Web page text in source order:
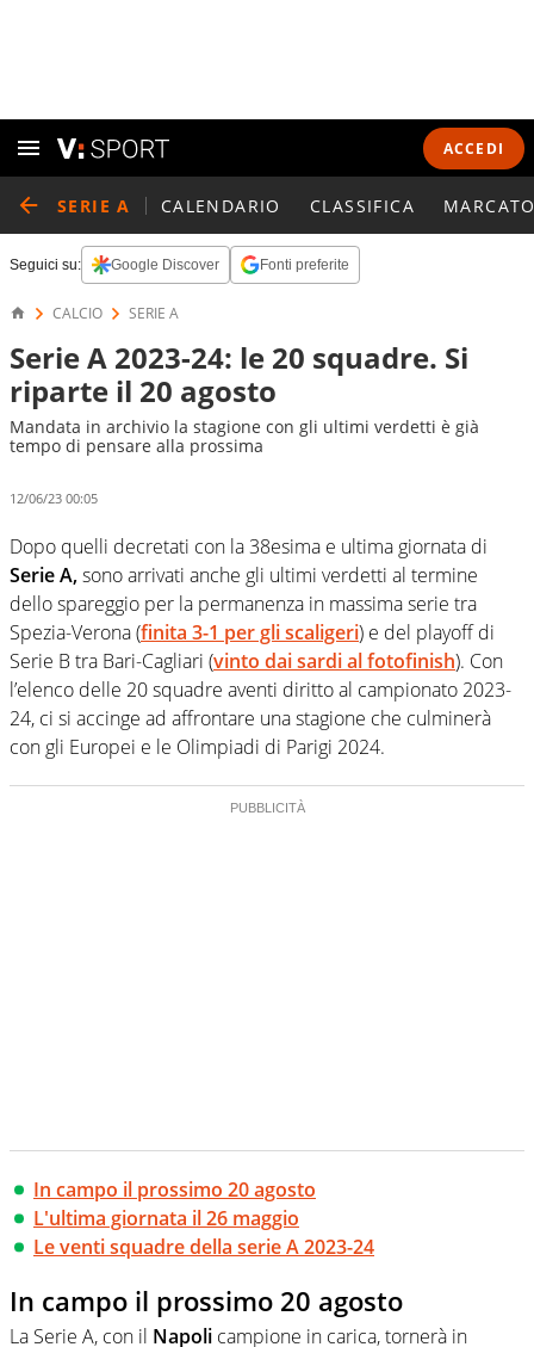
ACCEDI
SERIE A CALENDARIO CLASSIFICA
Seguici su: Google Discover Fonti preferite
CALCIO SERIE A
Serie A 2023-24: le 20 squadre. Si
riparte il 20 agosto
Mandata in archivio la stagione con gli ultimi verdetti è già
tempo di pensare alla prossima
12/06/23 00:05
Dopo quelli decretati con la 38esima e ultima giornata di
Serie A,sono arrivati anche gli ultimi verdetti al termine
dello spareggio per la permanenza in massima serie tra
Spezia-Verona (finita 3-1 per gli scaligeri) e del playoff di
Serie B tra Bari-Cagliari (vinto dai sardi al fotofinish). Con
l’elenco delle 20 squadre aventi diritto al campionato 2023-
24, ci si accinge ad affrontare una stagione che culminerà
con gli Europei e le Olimpiadi di Parigi 2024.
In campo il prossimo 20 agosto
L'ultima giornata il 26 maggio
Le venti squadre della serie A 2023-24
In campo il prossimo 20 agosto
La Serie A, con il Napoli campione in carica, tornerà in